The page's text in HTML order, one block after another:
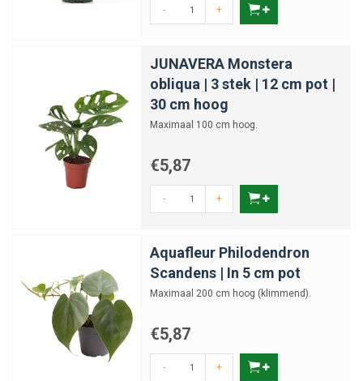
- +
JUNAVERA Monstera
obliqua | 3 stek | 12 cm pot |
30 cm hoog
Maximaal 100 cm hoog.
€5,87
- +
Aquafleur Philodendron
Scandens | In 5 cm pot
Maximaal 200 cm hoog (klimmend).
€5,87
- +